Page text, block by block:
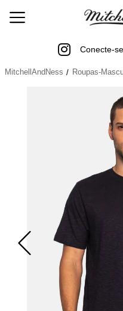
Conecte-
MitchellAndNess Roupas-